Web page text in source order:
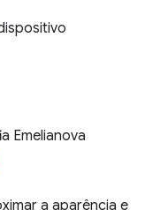
Emelianova
a aparência e